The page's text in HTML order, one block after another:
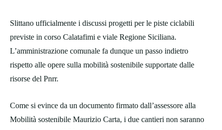
Slittano ufficialmente i discussi progetti per le piste ciclabili
previste in corso Calatafimi e viale Regione Siciliana.
L’amministrazione comunale fa dunque un passo indietro
rispetto alle opere sulla mobilità sostenibile supportate dalle
risorse del Pnrr.
Come si evince da un documento firmato dall’assessore alla
Mobilità sostenibile Maurizio Carta, i due cantieri non saranno